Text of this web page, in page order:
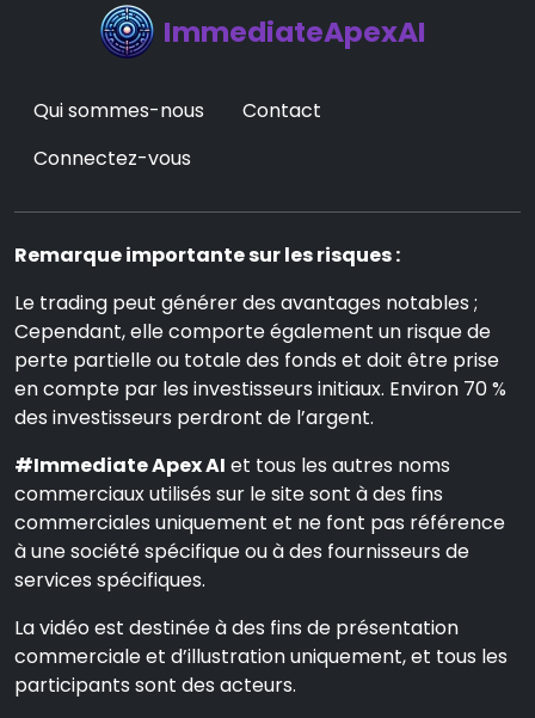
ImmediateApexAI
Qui sommes-nous
Contact
Connectez-vous
Remarque importante sur les risques :
Le trading peut générer des avantages notables ;
Cependant, elle comporte également un risque de
perte partielle ou totale des fonds et doit être prise
en compte par les investisseurs initiaux. Environ 70 %
des investisseurs perdront de l’argent.
#Immediate Apex AI et tous les autres noms
commerciaux utilisés sur le site sont à des fins
commerciales uniquement et ne font pas référence
à une société spécifique ou à des fournisseurs de
services spécifiques.
La vidéo est destinée à des fins de présentation
commerciale et d’illustration uniquement, et tous les
participants sont des acteurs.